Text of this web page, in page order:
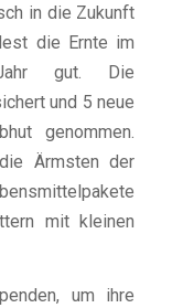
in die Zukunft
die Ernte im
Jahr gut. Die
und 5 neue
genommen.
Ärmsten der
mit kleinen
um ihre